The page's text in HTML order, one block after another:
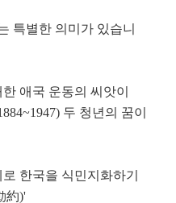
특별한 의미가 있습니
애국 운동의 씨앗이
두 청년의 꿈이
한국을 식민지화하기
約)'